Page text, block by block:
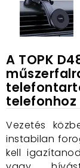
A TOPK
telefonhoz
Vezetés
instabilan
kell